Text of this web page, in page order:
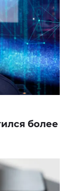
более